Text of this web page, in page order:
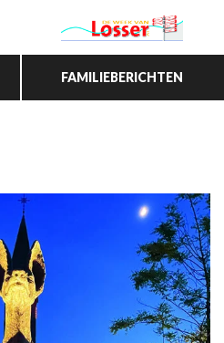
FAMILIEBERICHTEN